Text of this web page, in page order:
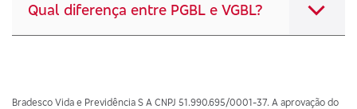
Qual diferença entre PGBL e VGBL?
Bradesco Vida e Previdência S A CNPJ 51.990.695/0001-37. A aprovação do